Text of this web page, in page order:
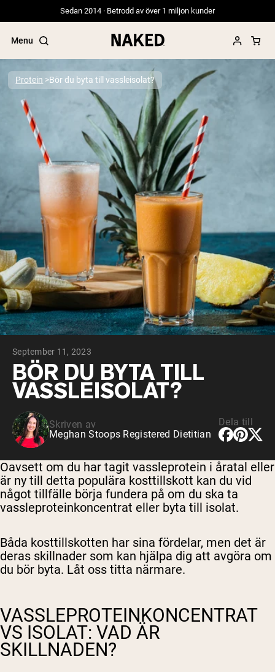
Sedan 2014 · Betrodd av över 1 miljon kunder
Menu
Populära söktermer
”Protein Powder“
”Overnight Oats“
”Vegan protein“
”Collagen“
”Micellar Casein“
PROTEIN POWDERS Best Seller
Gräsbetat vassleprotein
Vassleisolat från gräsbetande djur
Getproteinpulver från get
Micellärt kasein
Mass Gainer
Proteinkaffe
Shop All Protein Powders
VEGAN PROTEIN
Ärtprotein
Jordnötssmör
Fröproteinpulver
Proteindrinkar
Vegan viktökare
Shop All Vegan Protein
Protein Bör du byta till vassleisolat?
September 11, 2023
BÖR DU BYTA TILL
VASSLEISOLAT?
Skriven av
Meghan Stoops Registered Dietitian
Dela till
Oavsett om du har tagit vassleprotein i åratal eller
är ny till detta populära kosttillskott kan du vid
något tillfälle börja fundera på om du ska ta
vassleproteinkoncentrat eller byta till isolat.
Båda kosttillskotten har sina fördelar, men det är
deras skillnader som kan hjälpa dig att avgöra om
du bör byta. Låt oss titta närmare.
VASSLEPROTEINKONCENTRAT
VS ISOLAT: VAD ÄR
SKILLNADEN?